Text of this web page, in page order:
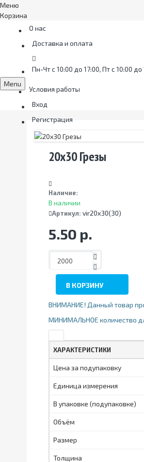
Меню
Корзина
О нас
Доставка и оплата
Пн-Чт с 10:00 до 17:00, Пт с 10:00
Условия работы
Вход
Регистрация
Menu
20x30 Грезы
Наличие:
В наличии
Артикул: vir20x30(30)
5.50 р.
В КОРЗИНУ
ВНИМАНИЕ! Данный товар
МИНИМАЛЬНОЕ количество
ХАРАКТЕРИСТИКИ
Цена за подупаковку
Единица измерения
В упаковке (подупаковке)
Объём
Размер
Толщина